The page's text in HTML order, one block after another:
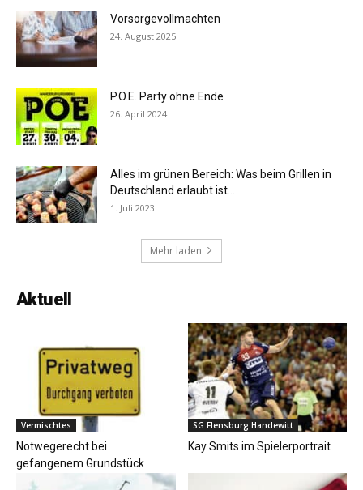
Vorsorgevollmachten
24. August 2025
P.O.E. Party ohne Ende
26. April 2024
Alles im grünen Bereich: Was beim Grillen in
Deutschland erlaubt ist...
1. Juli 2023
Mehr laden
Aktuell
Vermischtes
Notwegerecht bei
gefangenem Grundstück
SG Flensburg Handewitt
Kay Smits im Spielerportrait